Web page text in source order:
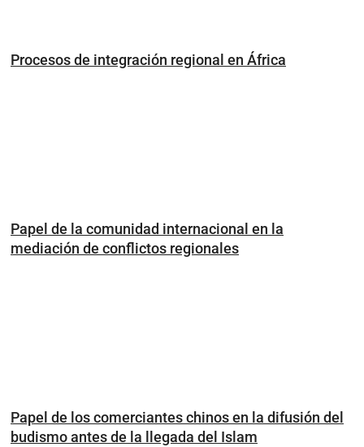
Procesos de integración regional en África
Papel de la comunidad internacional en la
mediación de conflictos regionales
Papel de los comerciantes chinos en la difusión del
budismo antes de la llegada del Islam